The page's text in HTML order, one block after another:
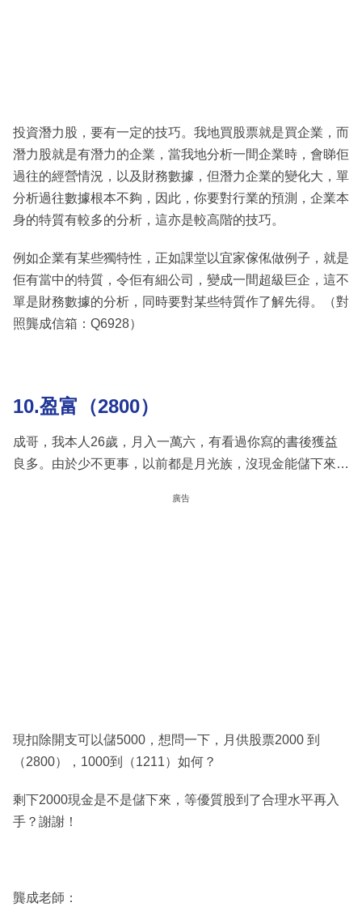
投資潛力股，要有一定的技巧。我地買股票就是買企業，而
潛力股就是有潛力的企業，當我地分析一間企業時，會睇佢
過往的經營情況，以及財務數據，但潛力企業的變化大，單
分析過往數據根本不夠，因此，你要對行業的預測，企業本
身的特質有較多的分析，這亦是較高階的技巧。
例如企業有某些獨特性，正如課堂以宜家傢俬做例子，就是
佢有當中的特質，令佢有細公司，變成一間超級巨企，這不
單是財務數據的分析，同時要對某些特質作了解先得。（對
照龔成信箱：Q6928）
10.盈富（2800）
成哥，我本人26歲，月入一萬六，有看過你寫的書後獲益
良多。由於少不更事，以前都是月光族，沒現金能儲下來…
廣告
現扣除開支可以儲5000，想問一下，月供股票2000 到
（2800），1000到（1211）如何？
剩下2000現金是不是儲下來，等優質股到了合理水平再入
手？謝謝！
龔成老師：